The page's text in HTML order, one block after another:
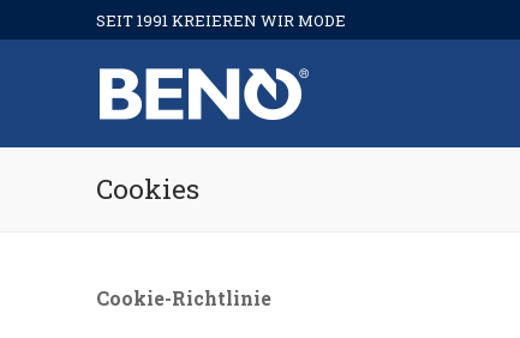
to
SEIT 1991 KREIEREN WIR MODE
Cookies
Cookie-Richtlinie